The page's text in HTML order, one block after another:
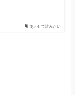
あわせて読みたい